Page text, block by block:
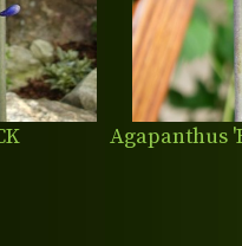
Agapanthus